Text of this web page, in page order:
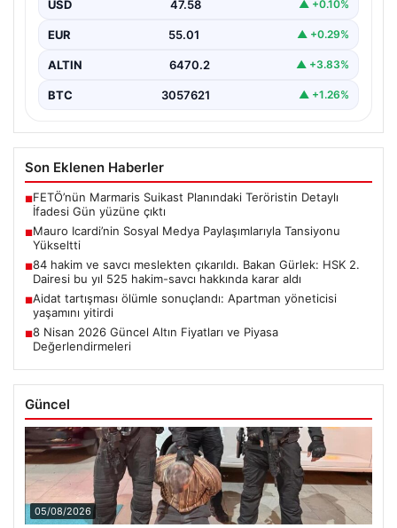
gündemdeki isimler arasında…
USD 47.58 ▲ +0.10%
EUR 55.01 ▲ +0.29%
ALTIN 6470.2 ▲ +3.83%
BTC 3057621 ▲ +1.26%
Son Eklenen Haberler
■FETÖ’nün Marmaris Suikast Planındaki Teröristin Detaylı
İfadesi Gün yüzüne çıktı
■Mauro Icardi’nin Sosyal Medya Paylaşımlarıyla Tansiyonu
Yükseltti
■84 hakim ve savcı meslekten çıkarıldı. Bakan Gürlek: HSK 2.
Dairesi bu yıl 525 hakim-savcı hakkında karar aldı
■Aidat tartışması ölümle sonuçlandı: Apartman yöneticisi
yaşamını yitirdi
■8 Nisan 2026 Güncel Altın Fiyatları ve Piyasa
Değerlendirmeleri
Güncel
05/08/2026